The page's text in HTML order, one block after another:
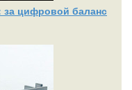
за цифровой баланс